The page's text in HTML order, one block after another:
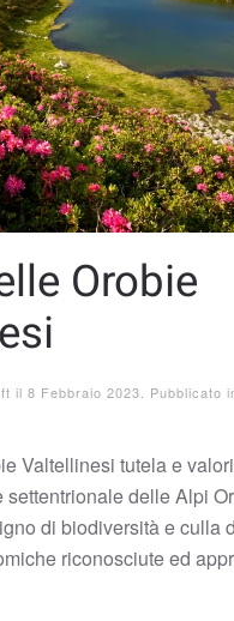
Orobie
il 8 Febbraio 2023. Pubblicato
Valtellinesi tutela e
delle Alpi
di biodiversità e culla
riconosciute ed